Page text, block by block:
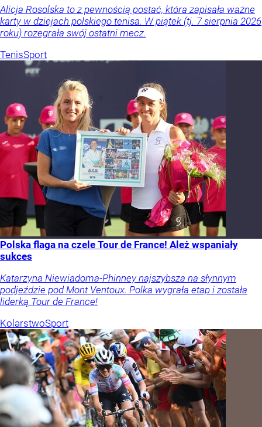
Alicja Rosolska to z pewnością postać, która zapisała ważne
karty w dziejach polskiego tenisa. W piątek (tj. 7 sierpnia 2026
roku) rozegrała swój ostatni mecz.
TenisSport
Polska flaga na czele Tour de France! Ależ wspaniały
sukces
Katarzyna Niewiadoma-Phinney najszybsza na słynnym
podjeździe pod Mont Ventoux. Polka wygrała etap i została
liderką Tour de France!
KolarstwoSport